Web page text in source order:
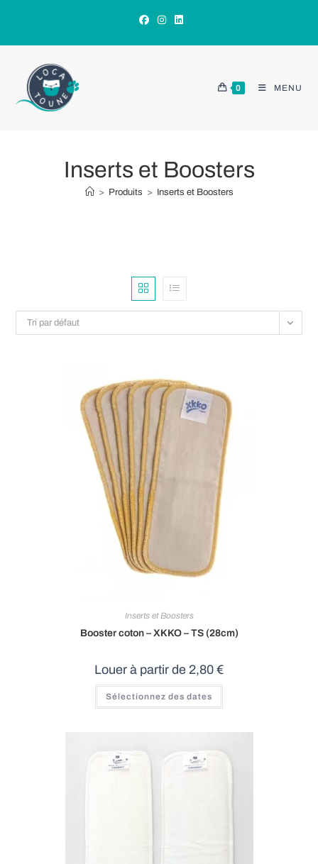
content
0 MENU
Inserts et Boosters
> Produits > Inserts et Boosters
Tri par défaut
Inserts et Boosters
Booster coton – XKKO – TS (28cm)
Louer à partir de 2,80 €
Sélectionnez des dates